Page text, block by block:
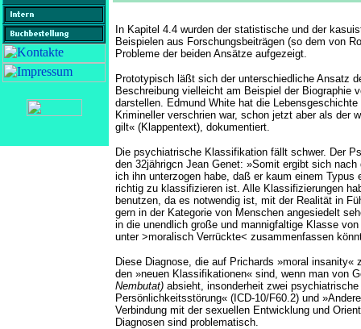
In Kapitel 4.4 wurden der statistische und der
Beispielen aus Forschungsbeiträgen (so dem von
Probleme der beiden Ansätze aufgezeigt.
Prototypisch läßt sich der unterschiedliche Ansatz
Beschreibung vielleicht am Beispiel der Biographie
darstellen. Edmund White hat die
Krimineller verschrien war, schon jetzt aber als der
gilt« (Klappentext), dokumentiert.
Die psychiatrische Klassifikation fällt schwer. Der
den 32jährigcn Jean Genet: »Somit ergibt sich
ich ihn unterzogen habe, daß er kaum einem
richtig zu klassifizieren ist. Alle Klassifizierungen
benutzen, da es notwendig ist, mit der Realität in
gern in der Kategorie von Menschen angesiedelt
in die unendlich große und mannigfaltige Klasse
unter >moralisch Verrückte< zusammenfassen
Diese Diagnose, die auf Prichards »moral
den »neuen Klassifikationen« sind, wenn man von
Nembutat) absieht, insonderheit zwei
Persönlichkeitsstörung« (ICD-10/F60.2) und
Verbindung mit der sexuellen Entwicklung und
Diagnosen sind problematisch.